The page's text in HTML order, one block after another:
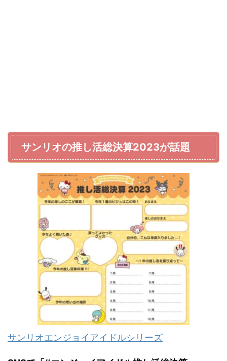
サンリオの推し活総決算2023が話題
サンリオエンジョイアイドルシリーズ